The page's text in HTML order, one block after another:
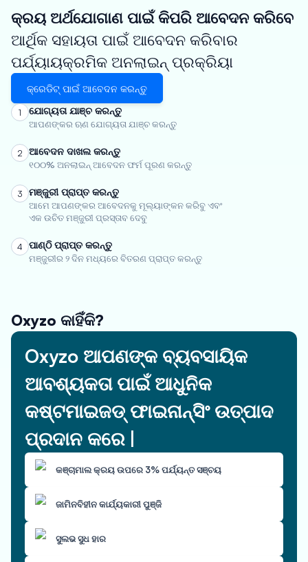
କ୍ରୟ ଅର୍ଥଯୋଗାଣ ପାଇଁ କିପରି ଆବେଦନ କରିବେ
ଆର୍ଥିକ ସହାୟତା ପାଇଁ ଆବେଦନ କରିବାର
ପର୍ଯ୍ୟାୟକ୍ରମିକ ଅନଲାଇନ୍ ପ୍ରକ୍ରିୟା
କ୍ରେଡିଟ୍ ପାଇଁ ଆବେଦନ କରନ୍ତୁ
1 ଯୋଗ୍ୟତା ଯାଞ୍ଚ କରନ୍ତୁ
ଆପଣଙ୍କର ଋଣ ଯୋଗ୍ୟତା ଯାଞ୍ଚ କରନ୍ତୁ
2 ଆବେଦନ ଦାଖଲ କରନ୍ତୁ
୧୦୦% ଅନଲାଇନ୍ ଆବେଦନ ଫର୍ମ ପୂରଣ କରନ୍ତୁ
3 ମଞ୍ଜୁରୀ ପ୍ରାପ୍ତ କରନ୍ତୁ
ଆମେ ଆପଣଙ୍କର ଆବେଦନକୁ ମୂଲ୍ୟାଙ୍କନ କରିବୁ ଏବଂ
ଏକ ଉଚିତ ମଞ୍ଜୁରୀ ପ୍ରସ୍ତାବ ଦେବୁ
4 ପାଣ୍ଠି ପ୍ରାପ୍ତ କରନ୍ତୁ
ମଞ୍ଜୁରୀର ୨ ଦିନ ମଧ୍ୟରେ ବିତରଣ ପ୍ରାପ୍ତ କରନ୍ତୁ
Oxyzo କାହିଁକି?
Oxyzo ଆପଣଙ୍କ ବ୍ୟବସାୟିକ
ଆବଶ୍ୟକତା ପାଇଁ ଆଧୁନିକ
କଷ୍ଟମାଇଜଡ୍ ଫାଇନାନ୍ସିଂ ଉତ୍ପାଦ
ପ୍ରଦାନ କରେ |
କଞ୍ଚାମାଲ କ୍ରୟ ଉପରେ 3% ପର୍ଯ୍ୟନ୍ତ ସଞ୍ଚୟ
ଜାମିନବିହୀନ କାର୍ଯ୍ୟକାରୀ ପୁଞ୍ଜି
ସୁଲଭ ସୁଧ ହାର